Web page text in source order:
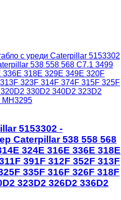
с уреди Caterpillar 5153302
538 558 568 C7.1 3499
318E 329E 349E 320F
323F 314F 374F 315F 325F
330D2 340D2 323D2
MH3295
5153302 -
Caterpillar 538 558 568
324E 316E 336E 318E
391F 312F 352F 313F
335F 316F 326F 318F
323D2 326D2 336D2